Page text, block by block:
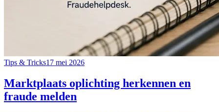
Tips & Tricks17 mei 2026
Marktplaats oplichting herkennen en
fraude melden